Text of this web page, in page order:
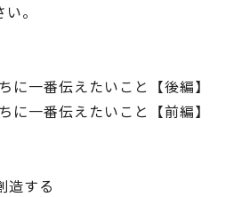
。
一番伝えたいこと【後編】
一番伝えたいこと【前編】
造する